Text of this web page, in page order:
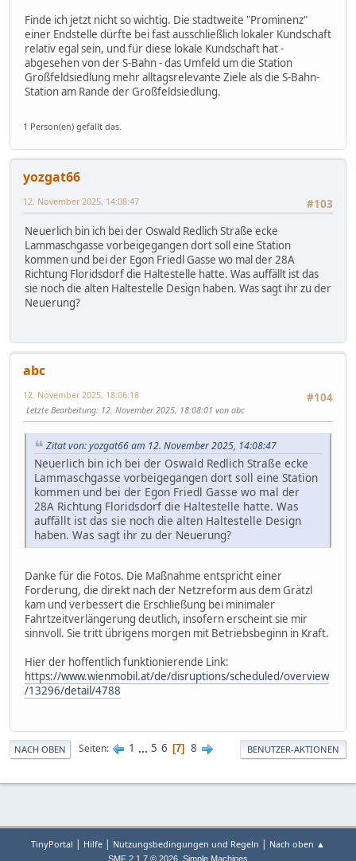
Finde ich jetzt nicht so wichtig. Die stadtweite "Prominenz"
einer Endstelle dürfte bei fast ausschließlich lokaler Kundschaft
relativ egal sein, und für diese lokale Kundschaft hat -
abgesehen von der S-Bahn - das Umfeld um die Station
Großfeldsiedlung mehr alltagsrelevante Ziele als die S-Bahn-
Station am Rande der Großfeldsiedlung.
1 Person(en) gefällt das.
yozgat66
#103
12. November 2025, 14:08:47
Neuerlich bin ich bei der Oswald Redlich Straße ecke
Lammaschgasse vorbeigegangen dort soll eine Station
kommen und bei der Egon Friedl Gasse wo mal der 28A
Richtung Floridsdorf die Haltestelle hatte. Was auffällt ist das
sie noch die alten Haltestelle Design haben. Was sagt ihr zu der
Neuerung?
abc
#104
12. November 2025, 18:06:18
Letzte Bearbeitung: 12. November 2025, 18:08:01 von abc
Zitat von: yozgat66 am 12. November 2025, 14:08:47
Neuerlich bin ich bei der Oswald Redlich Straße ecke
Lammaschgasse vorbeigegangen dort soll eine Station
kommen und bei der Egon Friedl Gasse wo mal der
28A Richtung Floridsdorf die Haltestelle hatte. Was
auffällt ist das sie noch die alten Haltestelle Design
haben. Was sagt ihr zu der Neuerung?
Danke für die Fotos. Die Maßnahme entspricht einer
Forderung, die direkt nach der Netzreform aus dem Grätzl
kam und verbessert die Erschließung bei minimaler
Fahrtzeitverlängerung deutlich, insofern erscheint sie mir
sinnvoll. Sie tritt übrigens morgen mit Betriebsbeginn in Kraft.
Hier der hoffentlich funktionierende Link:
https://www.wienmobil.at/de/disruptions/scheduled/overview
/13296/detail/4788
NACH OBEN Seiten 1 ... 5 6 7 8 BENUTZER-AKTIONEN
TinyPortal | Hilfe | Nutzungsbedingungen und Regeln | Nach oben ▲
SMF 2.1.7 © 2026 Simple Machines